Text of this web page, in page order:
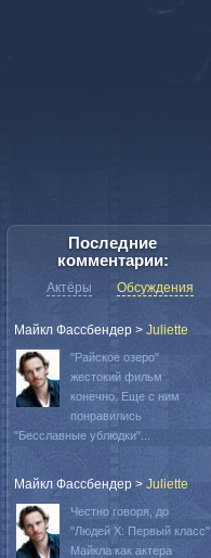
Последние
комментарии:
Актёры Обсуждения
Майкл Фассбендер > Juliette
"Райское озеро"
жестокий фильм
конечно. Еще с ним
понравились
"Бесславные ублюдки"...
Майкл Фассбендер > Juliette
Честно говоря, до
"Людей Х: Первый класс"
Майкла как актера